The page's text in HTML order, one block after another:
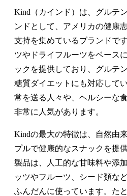
Kind（カインド）は、グルテ
ンドとして、アメリカの健康
支持を集めているブランドで
ツやドライフルーツをベース
ックを提供しており、グルテ
糖質ダイエットにも対応して
常を送る人々や、ヘルシーな
非常に人気があります。
Kindの最大の特徴は、自然由
プルで健康的なスナックを提
製品は、人工的な甘味料や添
ッツやフルーツ、シード類な
ふんだんに使っています。た